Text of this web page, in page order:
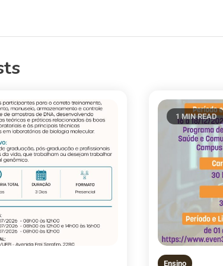
1 MIN READ
Ensino